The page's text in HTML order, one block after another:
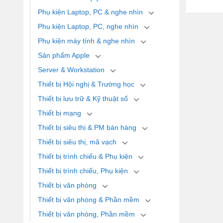
Phụ kiện Laptop, PC & nghe nhìn
Phụ kiện Laptop, PC, nghe nhìn
Phụ kiện máy tính & nghe nhìn
Sản phẩm Apple
Server & Workstation
Thiết bị Hội nghị & Trường học
Thiết bị lưu trữ & Kỹ thuật số
Thiết bị mạng
Thiết bị siêu thị & PM bán hàng
Thiết bị siêu thị, mã vạch
Thiết bị trình chiếu & Phụ kiện
Thiết bị trình chiếu, Phụ kiện
Thiết bị văn phòng
Thiết bị văn phòng & Phần mềm
Thiết bị văn phòng, Phần mềm